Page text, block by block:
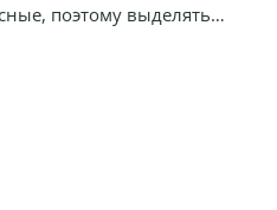
поэтому выделять
Михаил точно знает,